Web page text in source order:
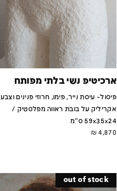
ארכיטיפ נשי בלתי מפותח
פיסול- עיסת נייר, פימו, חרוזי פנינים וצבע
אקריליק על בובת ראווה מפלסטיק /
59x35x24 ס''מ
4,870
₪
out of stock